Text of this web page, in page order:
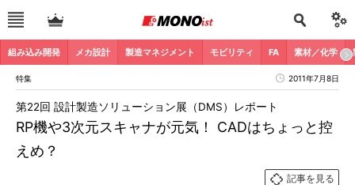
組み込み開発 メカ設計 製造マネジメント モビリティ FA 素材／化学
特集 2011年7月8日
RP機や3次元スキャナが元気！ CADはちょっと控
えめ？
第22回 設計製造ソリューション展（DMS）レポート
記事を見る